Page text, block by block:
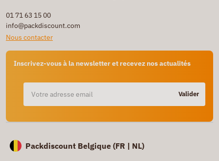
01 71 63 15 00
info@packdiscount.com
Nous contacter
Inscrivez-vous à la newsletter et recevez nos actualités
Valider
Packdiscount Belgique (FR | NL)